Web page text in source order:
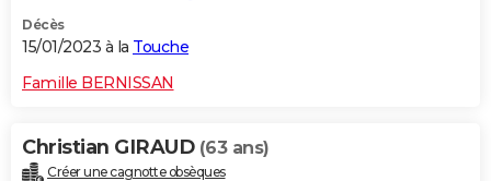
Décès
15/01/2023 à la Touche
Famille BERNISSAN
Christian GIRAUD (63 ans)
Créer une cagnotte obsèques